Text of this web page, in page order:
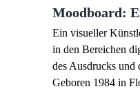
Moodboard:
Ein visueller
in den Bereichen
des Ausdrucks und
Geboren 1984 in